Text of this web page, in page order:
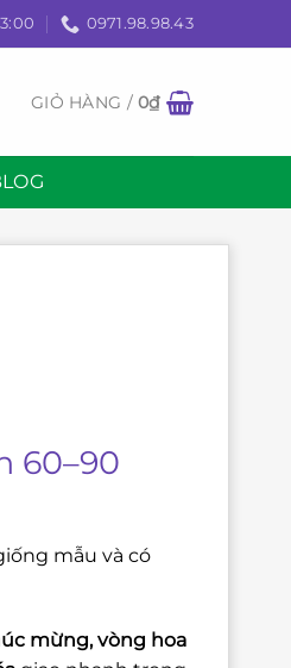
0971.98.98.43
GIỎ HÀNG /0₫
60–90
mẫu và có
mừng, vòng hoa